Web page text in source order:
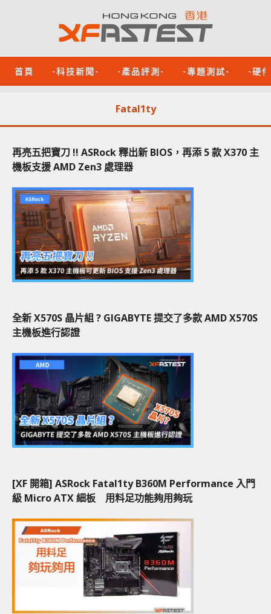
首頁 -科技新聞- -產品評測- -專題測試- -硬
Fatal1ty
再亮五把寶刀 !! ASRock 釋出新 BIOS，再添 5 款 X370 主
機板支援 AMD Zen3 處理器
全新 X570S 晶片組 ? GIGABYTE 提交了多款 AMD X570S
主機板進行認證
[XF 開箱] ASRock Fatal1ty B360M Performance 入門
級 Micro ATX 細板 用料足功能夠用夠玩